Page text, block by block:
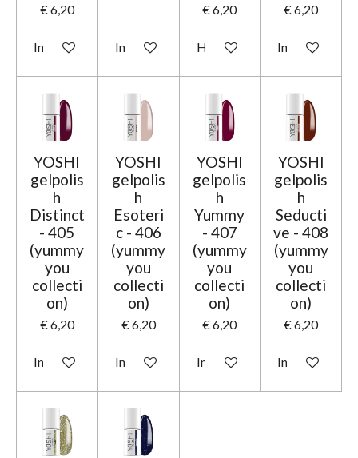
€ 6,20
In winkelwagenIn winkelwagen
€ 6,20
Houd mij op de hoogte
€ 6,20
In
YOSHI
gelpolis
h
Distinct
- 405
(yummy
you
collecti
on)
€ 6,20
In winkelwagen
YOSHI
gelpolis
h
Esoteri
c - 406
(yummy
you
collecti
on)
€ 6,20
In winkelwagen
YOSHI
gelpolis
h
Yummy
- 407
(yummy
you
collecti
on)
€ 6,20
In winkelwagen
YOSHI
gelpolis
h
Seducti
ve - 408
(yummy
you
collecti
on)
€ 6,20
In